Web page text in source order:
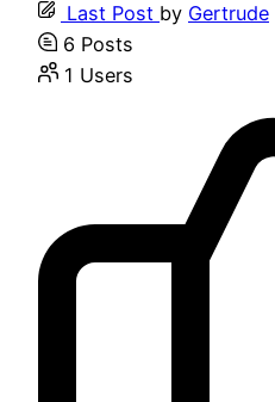
Last Post by Gertrude
6 Posts
1 Users